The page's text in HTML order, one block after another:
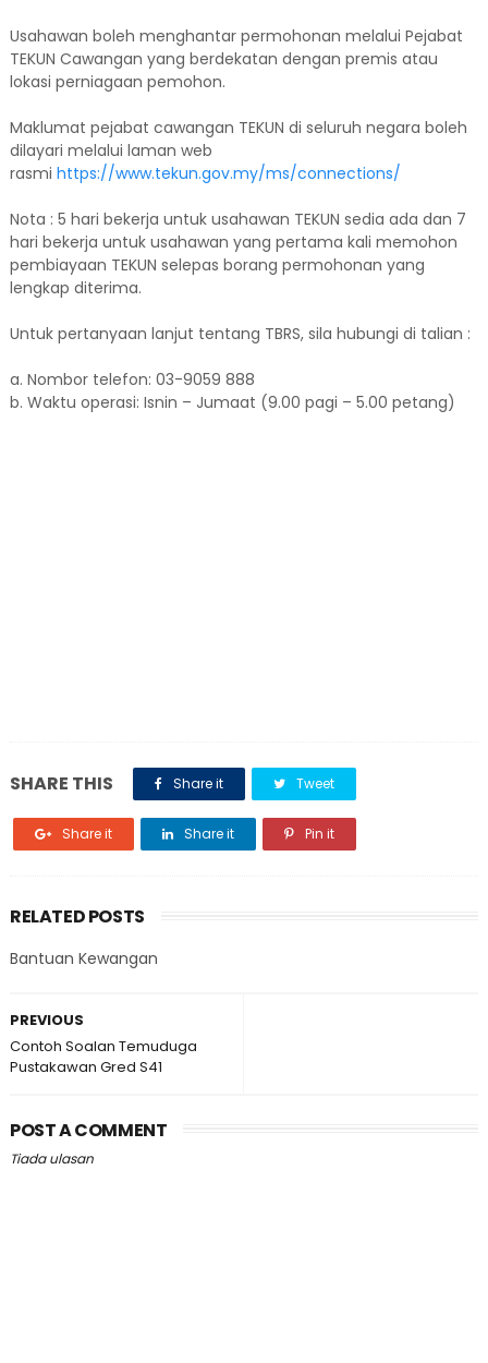
Usahawan boleh menghantar permohonan melalui Pejabat
TEKUN Cawangan yang berdekatan dengan premis atau
lokasi perniagaan pemohon.
Maklumat pejabat cawangan TEKUN di seluruh negara boleh
dilayari melalui laman web
rasmi https://www.tekun.gov.my/ms/connections/
Nota : 5 hari bekerja untuk usahawan TEKUN sedia ada dan 7
hari bekerja untuk usahawan yang pertama kali memohon
pembiayaan TEKUN selepas borang permohonan yang
lengkap diterima.
Untuk pertanyaan lanjut tentang TBRS, sila hubungi di talian :
a. Nombor telefon: 03-9059 888
b. Waktu operasi: Isnin – Jumaat (9.00 pagi – 5.00 petang)
SHARE THIS Share it Tweet
Share it Share it Pin it
RELATED POSTS
Bantuan Kewangan
PREVIOUS
Contoh Soalan Temuduga
Pustakawan Gred S41
POST A COMMENT
Tiada ulasan